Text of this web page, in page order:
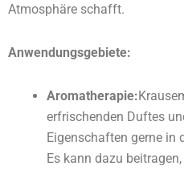
Atmosphäre schafft.
Anwendungsgebiete:
Aromatherapie:
erfrischenden Duftes
Eigenschaften gerne in
Es kann dazu